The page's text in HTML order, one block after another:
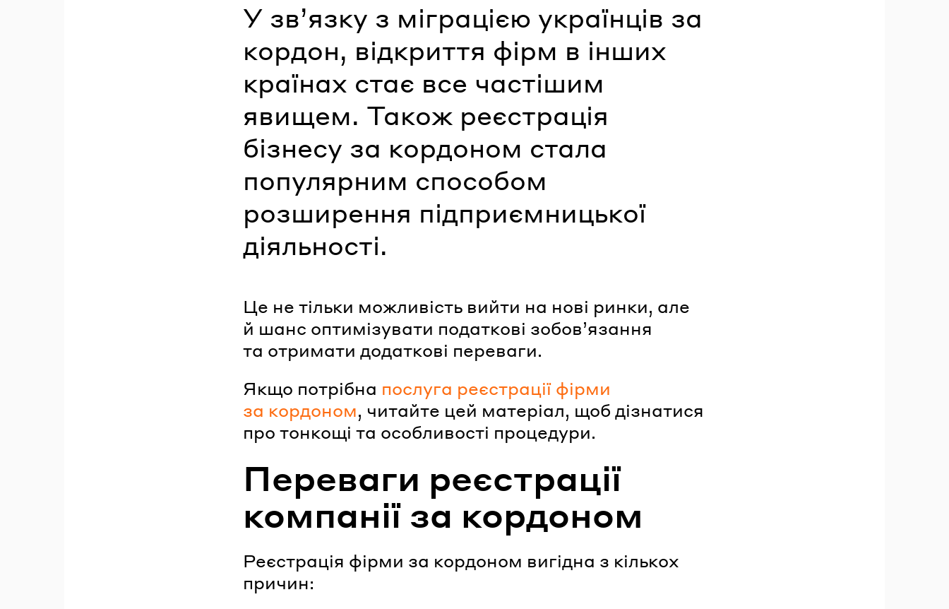
У зв’язку з міграцією українців за
кордон, відкриття фірм в інших
країнах стає все частішим
явищем. Також реєстрація
бізнесу за кордоном стала
популярним способом
розширення підприємницької
діяльності.
Це не тільки можливість вийти на нові ринки, але
й шанс оптимізувати податкові зобов’язання
та отримати додаткові переваги.
Якщо потрібна послуга реєстрації фірми
за кордоном, читайте цей матеріал, щоб дізнатися
про тонкощі та особливості процедури.
Переваги реєстрації
компанії за кордоном
Реєстрація фірми за кордоном вигідна з кількох
причин: